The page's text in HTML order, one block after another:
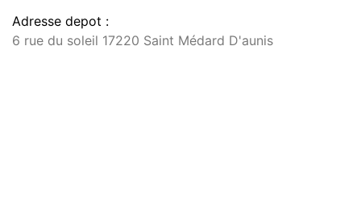
Adresse depot :
6 rue du soleil 17220 Saint Médard D'aunis